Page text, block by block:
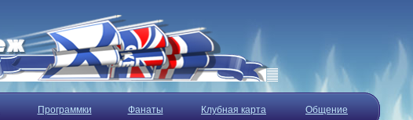
Программки Фанаты Клубная карта Общение